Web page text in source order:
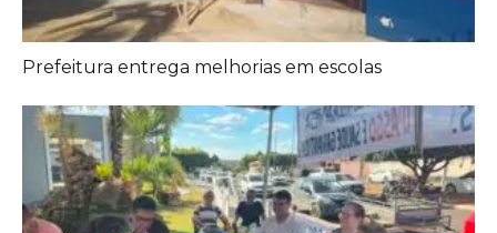
Aposentados encerram acampamento após acordo
com a prefeitura de Iporá
Deixe seu Comentário: